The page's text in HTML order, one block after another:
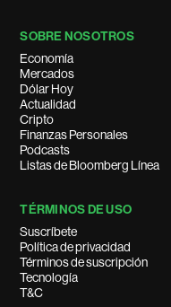
SOBRE NOSOTROS
Economía
Mercados
Dólar Hoy
Actualidad
Cripto
Finanzas Personales
Podcasts
Listas de Bloomberg Línea
TÉRMINOS DE USO
Suscríbete
Política de privacidad
Términos de suscripción
Tecnología
T&C